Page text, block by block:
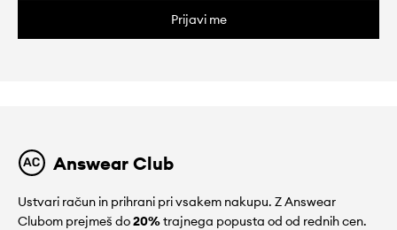
Prijavi me
Answear Club
Ustvari račun in prihrani pri vsakem nakupu. Z Answear
Clubom prejmeš do20%trajnega popusta od od rednih cen.